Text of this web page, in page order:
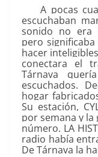
A pocas
escuchaban
sonido no era
pero
hacer
conectara el
Tárnava
escuchados.
hogar
Su estación,
por semana y la
número. LA
radio había
De Tárnava la